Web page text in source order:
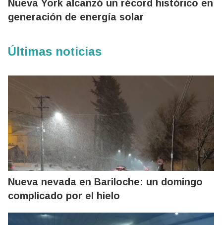
Nueva York alcanzó un récord histórico en
generación de energía solar
Últimas noticias
Nueva nevada en Bariloche: un domingo
complicado por el hielo